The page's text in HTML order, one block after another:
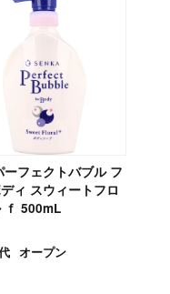
ーフェクトバブル フ
ィ スウィートフロ
ｆ 500mL
オープン